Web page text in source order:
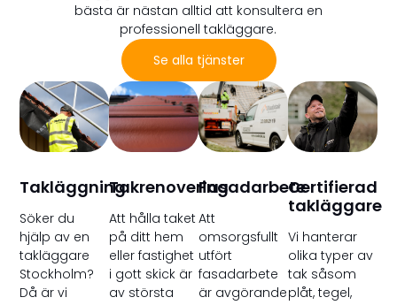
bästa är nästan alltid att konsultera en
professionell takläggare.
Se alla tjänster
Takläggning
Söker du
hjälp av en
takläggare
Stockholm?
Då är vi
Takrenovering
Att hålla taket
på ditt hem
eller fastighet
i gott skick är
av största
Fasadarbete
Att
omsorgsfullt
utfört
fasadarbete
är avgörande
Certifierad
takläggare
Vi hanterar
olika typer av
tak såsom
plåt, tegel,